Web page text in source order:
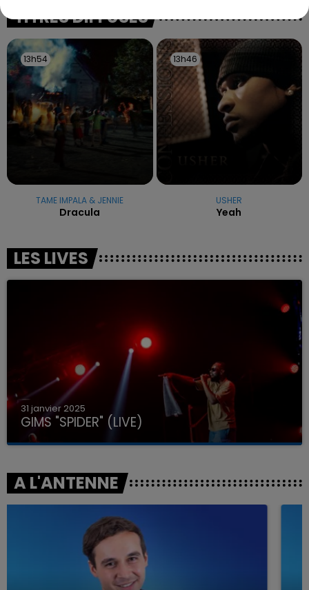
TITRES DIFFUSÉS
13h54
13h54
TAME IMPALA & JENNIE
Dracula
13h46
13h46
USHER
Yeah
LES LIVES
31 janvier 2025
GIMS "SPIDER" (LIVE)
A L'ANTENNE